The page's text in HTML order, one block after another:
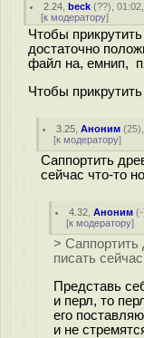
2.24 ,beck (??),
[к модератору]
Чтобы
достаточно
файл на, емнип,
Чтобы
3.25 ,Аноним (25
[к модератору]
Саппортить
сейчас что-то
4.32 ,Аноним (-
[к модератору]
> Саппортить
писать
Представь
и перл, то
его
и не